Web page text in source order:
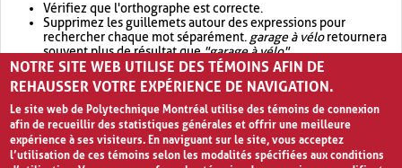
Vérifiez que l'orthographe est correcte.
Supprimez les guillemets autour des expressions pour
rechercher chaque mot séparément. garage à véloretournera
souvent plus de résultat que"garage à vélo".
Envisagez d'élargir votre recherche avec OR.garage OR vélo
retournera souvent plus de résultat quegarage à vélo
NOTRE SITE WEB UTILISE DES TÉMOINS AFIN DE
REHAUSSER VOTRE EXPÉRIENCE DE NAVIGATION.
Le site web de Polytechnique Montréal utilise des témoins de connexion
afin de recueillir des statistiques générales et offrir une meilleure
expérience à ses visiteurs. En naviguant sur le site, vous acceptez
l’utilisation de ces témoins selon les modalités spécifiées aux conditions